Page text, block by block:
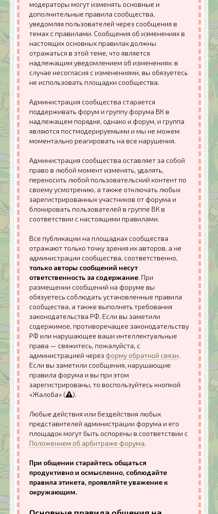
модераторы могут изменять основные и
дополнительные правила сообщества,
уведомляя пользователей через сообщения в
темах с правилами. Сообщения об изменениях в
настоящих основных правилах должны
отражаться в этой теме, что является
надлежащим уведомлением об изменениях: в
случае несогласия с изменениями, вы обязуетесь
не использовать площадки сообщества.
Администрация сообщества старается
поддерживать форум и группу форума ВК в
надлежащем порядке, однако и форум, и группа
являются постмодерируемыми и мы не можем
моментально реагировать на все нарушения.
Администрация сообщества оставляет за собой
право в любой момент изменять, удалять,
переносить любой пользовательский контент по
своему усмотрению, а также отключать любых
зарегистрированных участников от форума и
блокировать пользователей в группе ВК в
соответствии с настоящими правилами.
Все публикации на площадках сообщества
отражают только точку зрения их авторов, а не
администрации сообщества, соответственно,
только авторы сообщений несут
ответственность за содержание. При
размещении сообщений на форуме вы
обязуетесь соблюдать установленные правила
сообщества, а также выполнять требования
законодательства РФ. Если вы заметили
содержимое, противоречащее законодательству
РФ или нарушающее ваши интеллектуальные
права — свяжитесь, пожалуйста, с
администрацией через форму обратной связи.
Если вы заметили сообщения, нарушающие
правила форума и вы при этом
зарегистрированы, то воспользуйтесь кнопкой
«Жалоба» (
).
Любые действия или бездействия любых
представителей администрации форума и его
площадок могут быть оспорены в соответствии с
Положением об арбитраже форума.
При общении старайтесь общаться
продуктивно и осмысленно, соблюдайте
правила этикета, проявляйте уважение к
окружающим.